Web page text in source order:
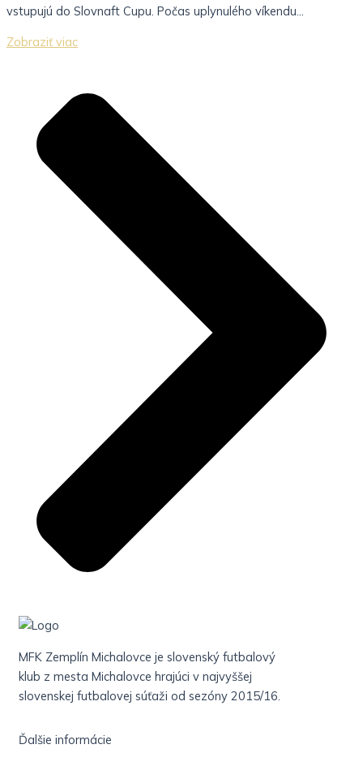
vstupujú do Slovnaft Cupu. Počas uplynulého víkendu...
Zobraziť viac
MFK Zemplín Michalovce je slovenský futbalový
klub z mesta Michalovce hrajúci v najvyššej
slovenskej futbalovej súťaži od sezóny 2015/16.
Ďalšie informácie